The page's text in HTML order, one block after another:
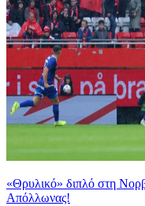
«Θρυλικό» διπλό στη
Απόλλωνας!